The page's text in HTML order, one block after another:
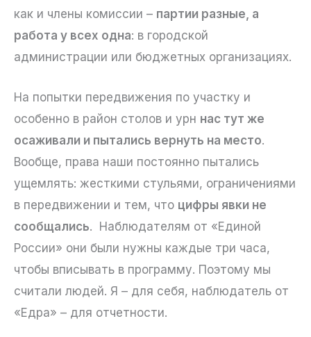
как и члены комиссии – партии разные, а
работа у всех одна: в городской
администрации или бюджетных организациях.
На попытки передвижения по участку и
особенно в район столов и урн нас тут же
осаживали и пытались вернуть на место.
Вообще, права наши постоянно пытались
ущемлять: жесткими стульями, ограничениями
в передвижении и тем, что цифры явки не
сообщались. Наблюдателям от «Единой
России» они были нужны каждые три часа,
чтобы вписывать в программу. Поэтому мы
считали людей. Я – для себя, наблюдатель от
«Едра» – для отчетности.